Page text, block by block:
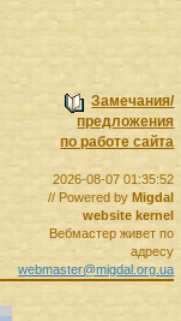
Замечания/
предложения
по работе сайта
2026-08-07 01:35:52
// Powered byMigdal
website kernel
Вебмастер живет по
адресу
webmaster@migdal.org.ua